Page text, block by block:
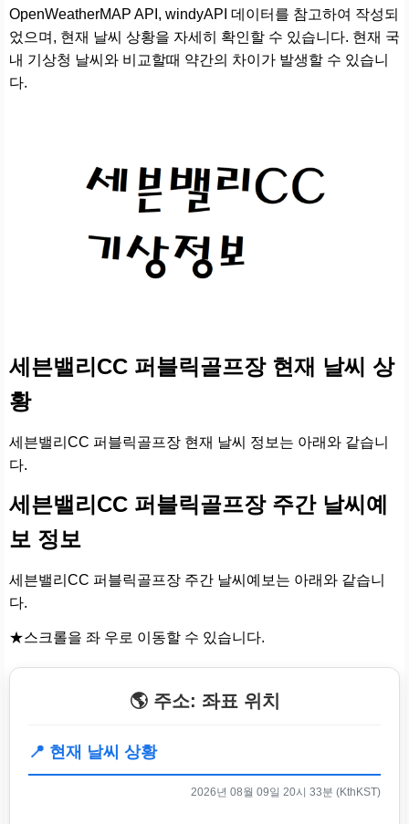
OpenWeatherMAP API, windyAPI 데이터를 참고하여 작성되
었으며, 현재 날씨 상황을 자세히 확인할 수 있습니다. 현재 국
내 기상청 날씨와 비교할때 약간의 차이가 발생할 수 있습니
다.
세븐밸리CC 퍼블릭골프장 현재 날씨 상
황
세븐밸리CC 퍼블릭골프장 현재 날씨 정보는 아래와 같습니
다.
세븐밸리CC 퍼블릭골프장 주간 날씨예
보 정보
세븐밸리CC 퍼블릭골프장 주간 날씨예보는 아래와 같습니
다.
★스크롤을 좌 우로 이동할 수 있습니다.
🌎 주소: 좌표 위치
📍 현재 날씨 상황
2026년 08월 09일 20시 33분 (KthKST)